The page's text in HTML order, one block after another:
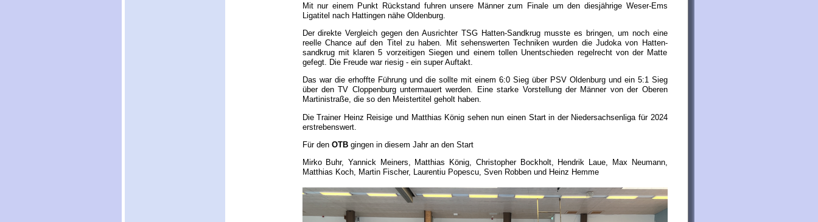
Mit nur einem Punkt Rückstand fuhren unsere Männer zum Finale um den diesjährige Weser-Ems
Ligatitel nach Hattingen nähe Oldenburg.
Der direkte Vergleich gegen den Ausrichter TSG Hatten-Sandkrug musste es bringen, um noch eine
reelle Chance auf den Titel zu haben. Mit sehenswerten Techniken wurden die Judoka von Hatten-
sandkrug mit klaren 5 vorzeitigen Siegen und einem tollen Unentschieden regelrecht von der Matte
gefegt. Die Freude war riesig - ein super Auftakt.
Das war die erhoffte Führung und die sollte mit einem 6:0 Sieg über PSV Oldenburg und ein 5:1 Sieg
über den TV Cloppenburg untermauert werden. Eine starke Vorstellung der Männer von der Oberen
Martinistraße, die so den Meistertitel geholt haben.
Die Trainer Heinz Reisige und Matthias König sehen nun einen Start in der Niedersachsenliga für 2024
erstrebenswert.
Für den OTBgingen in diesem Jahr an den Start
Mirko Buhr, Yannick Meiners, Matthias König, Christopher Bockholt, Hendrik Laue, Max Neumann,
Matthias Koch, Martin Fischer, Laurentiu Popescu, Sven Robben und Heinz Hemme